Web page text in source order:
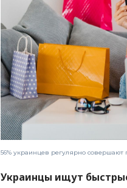
56% украинцев регулярно
Украинцы ищут